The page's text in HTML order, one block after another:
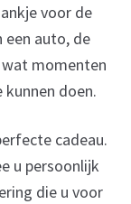
voor de
een auto, de
momenten
doen.
cadeau.
u persoonlijk
die u voor